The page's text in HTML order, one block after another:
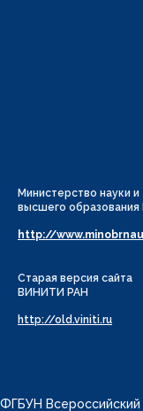
Министерство науки и
высшего
http://
Старая версия сайта
ВИНИТИ РАН
http://old.viniti.ru
ФГБУН Всероссийский